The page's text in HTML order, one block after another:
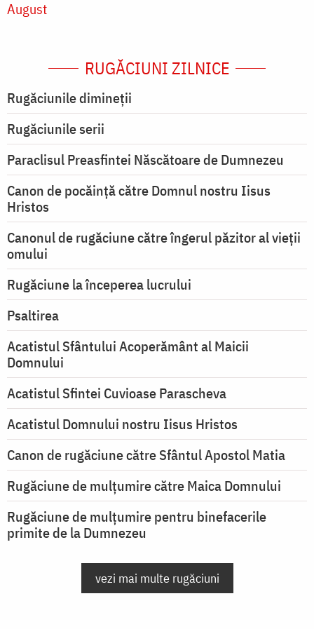
August
RUGĂCIUNI ZILNICE
Rugăciunile dimineții
Rugăciunile serii
Paraclisul Preasfintei Născătoare de Dumnezeu
Canon de pocăință către Domnul nostru Iisus
Hristos
Canonul de rugăciune către îngerul păzitor al vieții
omului
Rugăciune la începerea lucrului
Psaltirea
Acatistul Sfântului Acoperământ al Maicii
Domnului
Acatistul Sfintei Cuvioase Parascheva
Acatistul Domnului nostru Iisus Hristos
Canon de rugăciune către Sfântul Apostol Matia
Rugăciune de mulţumire către Maica Domnului
Rugăciune de mulțumire pentru binefacerile
primite de la Dumnezeu
vezi mai multe rugăciuni